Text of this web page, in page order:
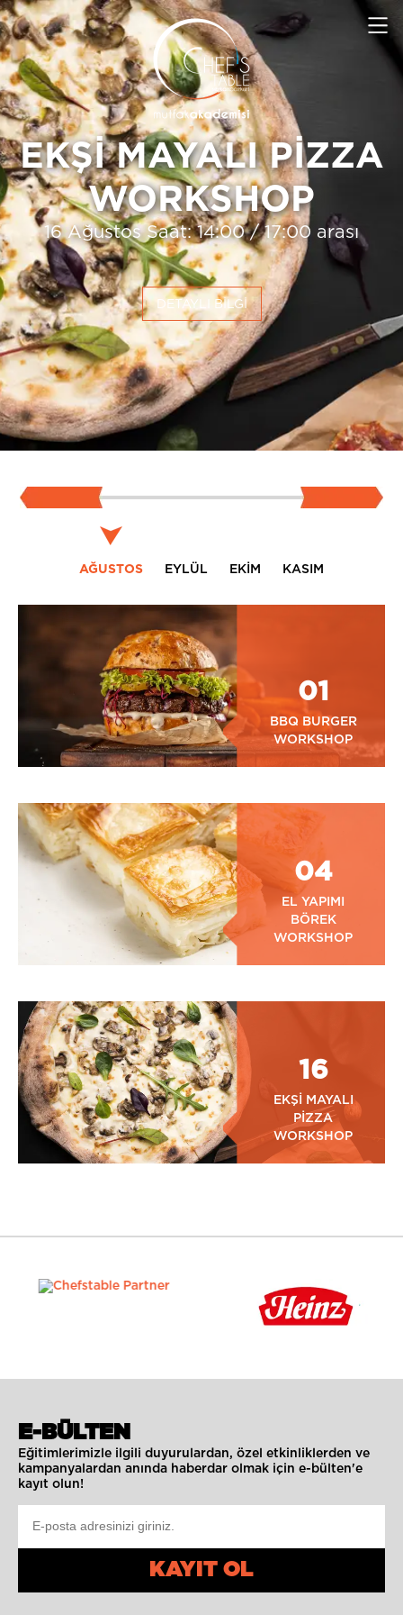
EKŞİ MAYALI PİZZA
WORKSHOP
16 Ağustos Saat: 14:00 / 17:00 arası
DETAYLI BİLGİ
AĞUSTOS EYLÜL EKIM KASIM
01
BBQ BURGER
WORKSHOP
04
EL YAPIMI
BÖREK
WORKSHOP
16
EKŞİ MAYALI
PİZZA
WORKSHOP
E-BÜLTEN
Eğitimlerimizle ilgili duyurulardan, özel etkinliklerden ve
kampanyalardan anında haberdar olmak için e-bülten'e
kayıt olun!
KAYIT OL